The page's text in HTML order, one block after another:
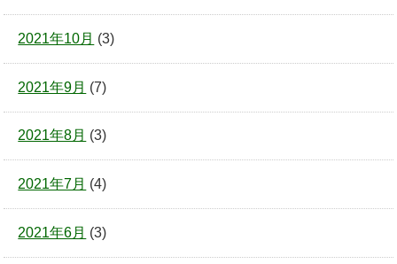
2021年10月 (3)
2021年9月 (7)
2021年8月 (3)
2021年7月 (4)
2021年6月 (3)